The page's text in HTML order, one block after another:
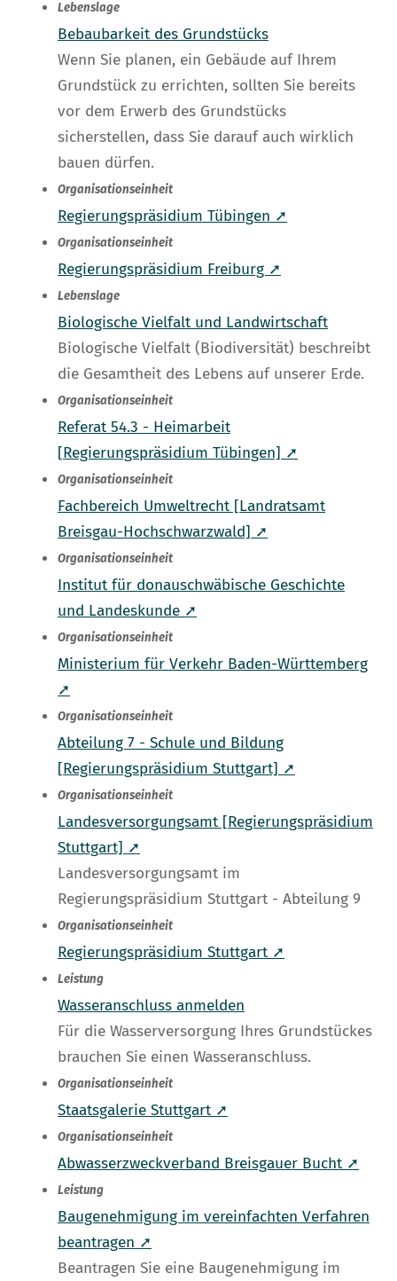
Lebenslage
Bebaubarkeit des Grundstücks
Wenn Sie planen, ein Gebäude auf Ihrem
Grundstück zu errichten, sollten Sie bereits
vor dem Erwerb des Grundstücks
sicherstellen, dass Sie darauf auch wirklich
bauen dürfen.
Organisationseinheit
Regierungspräsidium Tübingen ➚
Organisationseinheit
Regierungspräsidium Freiburg ➚
Lebenslage
Biologische Vielfalt und Landwirtschaft
Biologische Vielfalt (Biodiversität) beschreibt
die Gesamtheit des Lebens auf unserer Erde.
Organisationseinheit
Referat 54.3 - Heimarbeit
[Regierungspräsidium Tübingen] ➚
Organisationseinheit
Fachbereich Umweltrecht [Landratsamt
Breisgau-Hochschwarzwald] ➚
Organisationseinheit
Institut für donauschwäbische Geschichte
und Landeskunde ➚
Organisationseinheit
Ministerium für Verkehr Baden-Württemberg
➚
Organisationseinheit
Abteilung 7 - Schule und Bildung
[Regierungspräsidium Stuttgart] ➚
Organisationseinheit
Landesversorgungsamt [Regierungspräsidium
Stuttgart] ➚
Landesversorgungsamt im
Regierungspräsidium Stuttgart - Abteilung 9
Organisationseinheit
Regierungspräsidium Stuttgart ➚
Leistung
Wasseranschluss anmelden
Für die Wasserversorgung Ihres Grundstückes
brauchen Sie einen Wasseranschluss.
Organisationseinheit
Staatsgalerie Stuttgart ➚
Organisationseinheit
Abwasserzweckverband Breisgauer Bucht ➚
Leistung
Baugenehmigung im vereinfachten Verfahren
beantragen ➚
Beantragen Sie eine Baugenehmigung im